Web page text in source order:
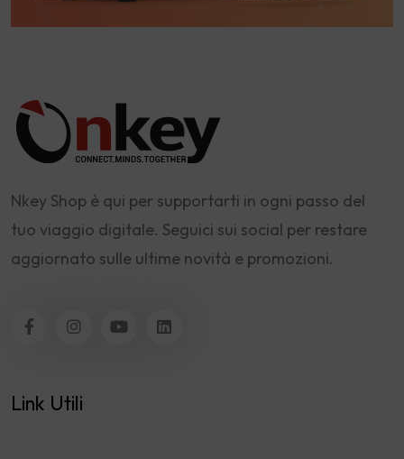
Nkey Shop è qui per supportarti in ogni passo del
tuo viaggio digitale. Seguici sui social per restare
aggiornato sulle ultime novità e promozioni.
Link Utili